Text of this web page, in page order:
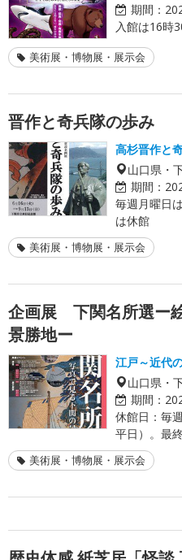
期間：
入館は16時
美術展・博物展・展示会
晋作と奇兵隊の歩み
高杉晋作と
山口県・
期間：
毎週月曜日
は休館
美術展・博物展・展示会
企画展 下関名所選ー
景勝地ー
江戸～近代
山口県・
期間：
休館日：毎
平日）。最
美術展・博物展・展示会